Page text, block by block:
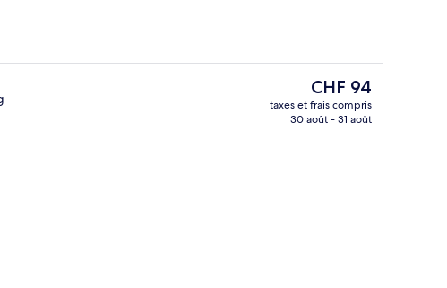
Le
prix
actuel
CHF 94
taxes et frais compris
30 août - 31 août